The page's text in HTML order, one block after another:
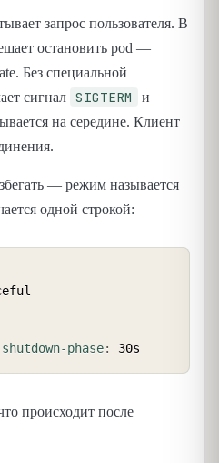
запрос пользователя. В
остановить pod —
Без специальной
сигнал SIGTERM
и
на середине. Клиент
— режим называется
одной строкой:
phase:
происходит после